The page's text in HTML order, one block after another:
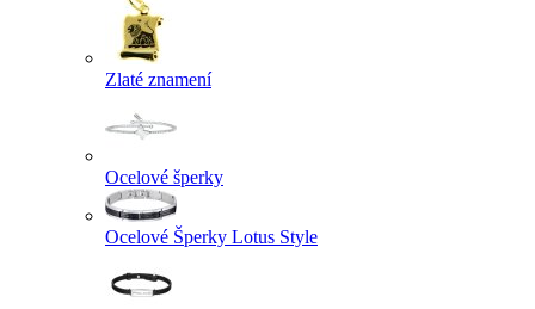
Zlaté znamení
Ocelové šperky
Ocelové Šperky Lotus Style